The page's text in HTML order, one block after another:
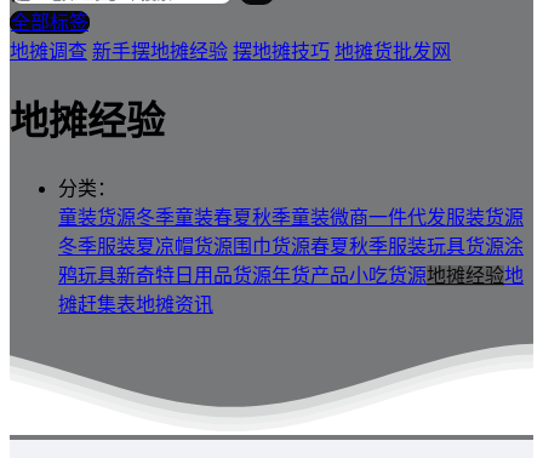
全部标签
地摊调查 新手摆地摊经验 摆地摊技巧 地摊货批发网
地摊经验
分类：
童装货源冬季童装春夏秋季童装微商一件代发服装货源
冬季服装夏凉帽货源 围巾货源春夏秋季服装玩具货源涂
鸦玩具新奇特 日用品货源年货产品小吃货源地摊经验地
摊赶集表地摊资讯